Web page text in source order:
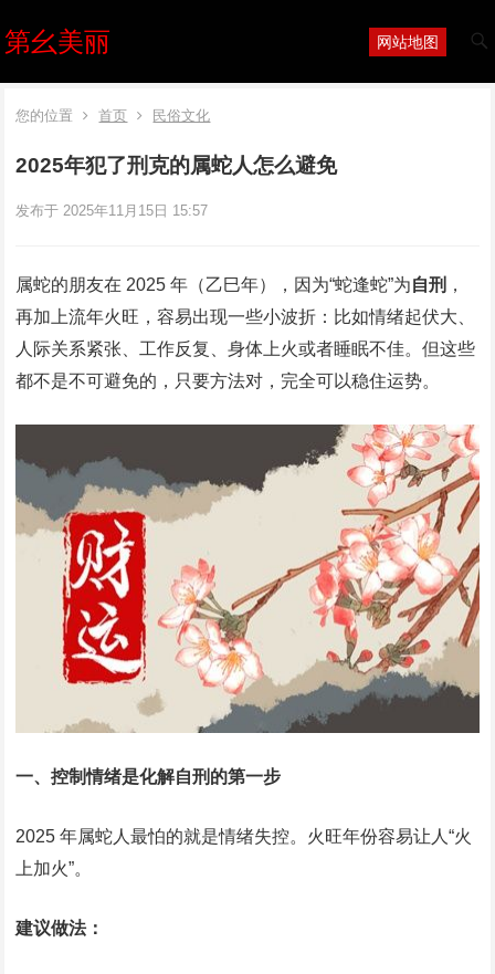
第幺美丽 网站地图
您的位置 首页 民俗文化
2025年犯了刑克的属蛇人怎么避免
发布于 2025年11月15日 15:57
属蛇的朋友在 2025 年（乙巳年），因为“蛇逢蛇”为自刑 ，
再加上流年火旺，容易出现一些小波折：比如情绪起伏大、
人际关系紧张、工作反复、身体上火或者睡眠不佳。但这些
都不是不可避免的，只要方法对，完全可以稳住运势。
一、控制情绪是化解自刑的第一步
2025 年属蛇人最怕的就是情绪失控。火旺年份容易让人“火
上加火”。
建议做法：